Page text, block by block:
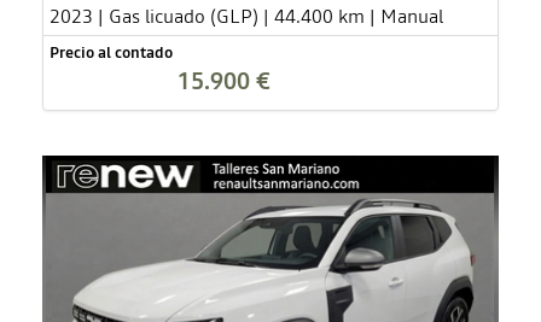
2023 | Gas licuado (GLP) | 44.400 km | Manual
Precio al contado
15.900 €